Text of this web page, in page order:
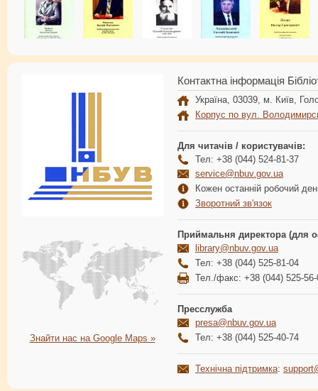
Знайти нас на Google Maps »
Контактна інформація
Україна, 03039, м. Київ,
Корпус по вул.
Для читачів / користувачів:
Тел: +38 (044) 524-81-37
service@nbuv.gov.ua
Кожен останній робочий
Зворотний зв'язок
Приймальня директора (для
library@nbuv.gov.ua
Тел: +38 (044) 525-81-04
Тел./факс: +38 (044) 525-56-
Пресслужба
presa@nbuv.gov.ua
Тел: +38 (044) 525-40-74
Технічна підтримка: